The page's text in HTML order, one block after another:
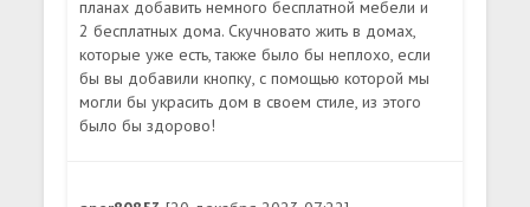
планах добавить немного бесплатной мебели и
2 бесплатных дома. Скучновато жить в домах,
которые уже есть, также было бы неплохо, если
бы вы добавили кнопку, с помощью которой мы
могли бы украсить дом в своем стиле, из этого
было бы здорово!